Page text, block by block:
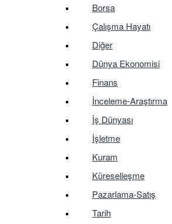
Borsa
Çalışma Hayatı
Diğer
Dünya Ekonomisi
Finans
İnceleme-Araştırma
İş Dünyası
İşletme
Kuram
Küreselleşme
Pazarlama-Satış
Tarih